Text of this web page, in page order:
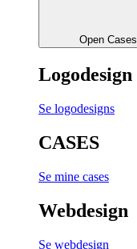
Open Cases
Logodesign
Se logodesigns
CASES
Se mine cases
Webdesign
Se webdesign